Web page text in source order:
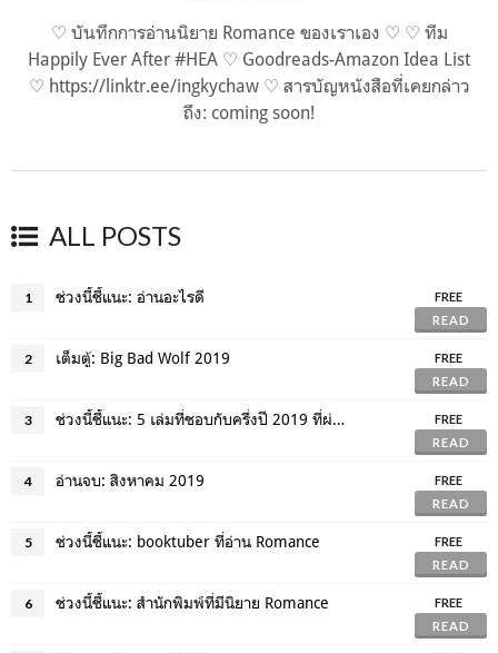
♡ บันทึกการอ่านนิยาย Romance ของเราเอง ♡ ♡ ทีม
Happily Ever After #HEA ♡ Goodreads-Amazon Idea List
♡ https://linktr.ee/ingkychaw ♡ สารบัญหนังสือที่เคยกล่าว
ถึง: coming soon!
ALL POSTS
1 ช่วงนี้ชี้แนะ: อ่านอะไรดี
FREE
READ
2 เต็มตู้: Big Bad Wolf 2019
FREE
READ
3 ช่วงนี้ชี้แนะ: 5 เล่มที่ชอบกับครึ่งปี 2019 ที่ผ่านมา
FREE
READ
4 อ่านจบ: สิงหาคม 2019
FREE
READ
5 ช่วงนี้ชี้แนะ: booktuber ที่อ่าน Romance
FREE
READ
6 ช่วงนี้ชี้แนะ: สำนักพิมพ์ที่มีนิยาย Romance
FREE
READ